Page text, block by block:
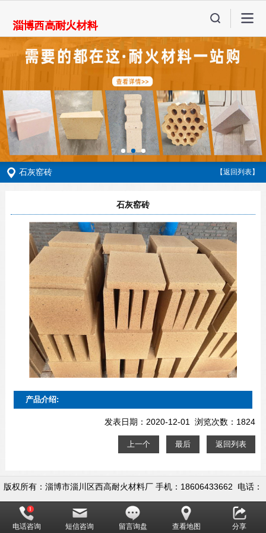
石灰窑砖 【返回列表】
石灰窑砖
产品介绍:
发表日期：2020-12-01 浏览次数：1824
上一个 最后 返回列表
版权所有：淄博市淄川区西高耐火材料厂 手机：18606433662 电话：
0533-5558722 地址：淄博市淄川区昆仑镇西高村
网址：www.ziboyingdegas.com
电话咨询 短信咨询 留言询盘 查看地图 分享